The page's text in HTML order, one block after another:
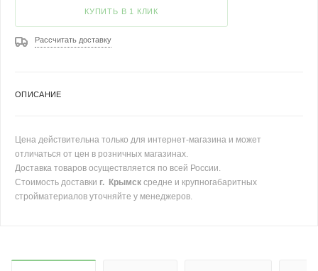
КУПИТЬ В 1 КЛИК
Рассчитать доставку
ОПИСАНИЕ
Цена действительна только для интернет-магазина и может
отличаться от цен в розничных магазинах.
Доставка товаров осуществляется по всей России.
Стоимость доставки г. Крымск средне и крупногабаритных
стройматериалов уточняйте у менеджеров.